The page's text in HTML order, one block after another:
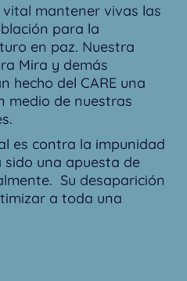
mantener vivas las
para la
en paz. Nuestra
Mira y demás
hecho del CARE una
medio de nuestras
es contra la impunidad
sido una apuesta de
Su desaparición
a toda una